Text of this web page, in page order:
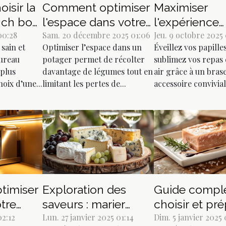
la
box
et
d’une...
Comment optimiser
l'espace dans votre
potager pour plus
de légumes ?
Sam. 20 décembre 2025 01:06
Optimiser l’espace dans un
potager permet de récolter
davantage de légumes tout en
limitant les pertes de...
Maximiser
l'expérience
culinaire
avec un
Jeu. 9 octobre 2025
Éveillez vos
sublimez vos
air grâce à un
accessoire
Exploration des
saveurs : marier
fromages et vins
Lun. 27 janvier 2025 01:14
Guide
choisir et
un foie gras
Dim. 5 janvier 2025